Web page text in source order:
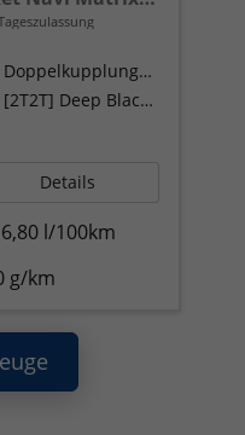
Doppelkupplungsgetriebe (DSG)
[2T2T] Deep Black Perleffekt
Details
6,80 l/100km
g/km